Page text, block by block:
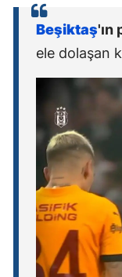
Beşiktaş'ın
ele dolaşan